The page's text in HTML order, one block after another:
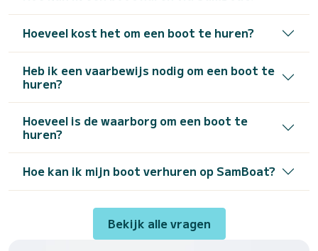
Hoeveel kost het om een boot te huren?
Heb ik een vaarbewijs nodig om een boot te
huren?
Hoeveel is de waarborg om een boot te
huren?
Hoe kan ik mijn boot verhuren op SamBoat?
Bekijk alle vragen